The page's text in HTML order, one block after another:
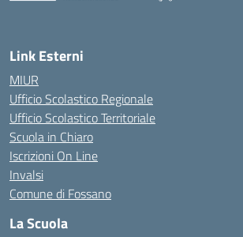
Link Esterni
MIUR
Ufficio Scolastico Regionale
Ufficio Scolastico Territoriale
Scuola in Chiaro
Iscrizioni On Line
Invalsi
Comune di Fossano
La Scuola